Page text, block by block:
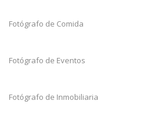
Fotógrafo de Comida
Fotógrafo de Eventos
Fotógrafo de Inmobiliaria